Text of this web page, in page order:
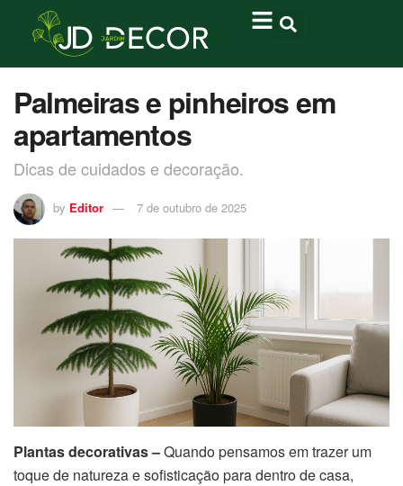
Palmeiras e pinheiros em
apartamentos
Dicas de cuidados e decoração.
by Editor 7 de outubro de 2025
Plantas decorativas –Quando pensamos em trazer um
toque de natureza e sofisticação para dentro de casa,